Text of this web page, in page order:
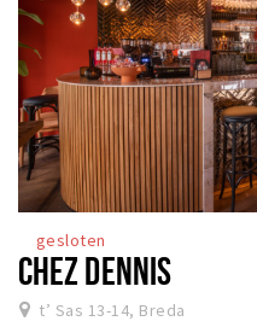
gesloten
CHEZ DENNIS
t’ Sas 13-14, Breda